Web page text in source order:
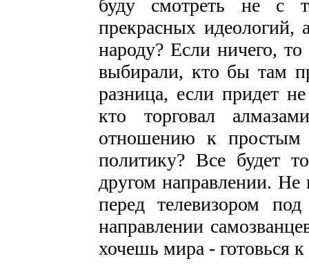
буду смотреть не с
прекрасных
народу? Если ничего,
выбирали, кто бы там
разница, если придет
кто торговал
отношению к простым
политику? Все будет
другом направлении. Не
перед телевизором
направлении
хочешь мира - готовься